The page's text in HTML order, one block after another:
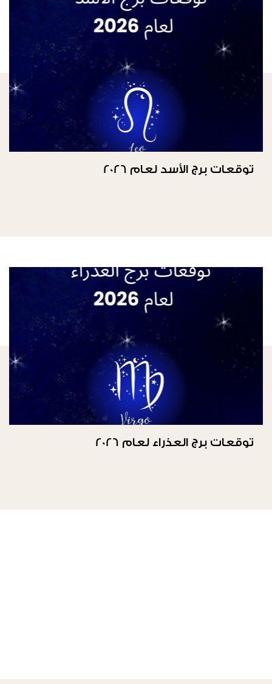
توقعات برج الأسد لعام 2026
توقعات برج العذراء لعام 2026